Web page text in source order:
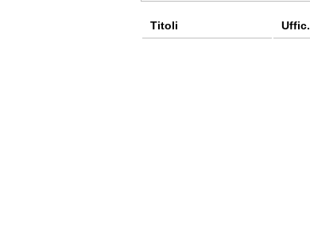
Titoli Uffic.